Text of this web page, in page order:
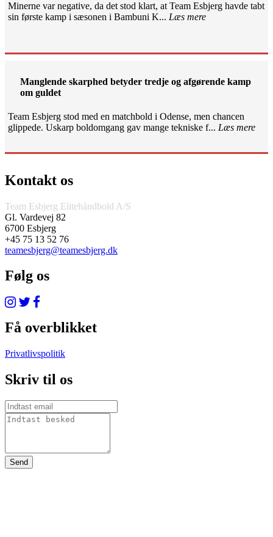
Minerne var negative, da det stod klart, at Team Esbjerg havde tabt
sin første kamp i sæsonen i Bambuni K... Læs mere
Manglende skarphed betyder tredje og afgørende kamp
om guldet
Team Esbjerg stod med en matchbold i Odense, men chancen
glippede. Uskarp boldomgang gav mange tekniske f... Læs mere
Kontakt os
Team Esbjerg Elitehåndbold A/S
Gl. Vardevej 82
6700 Esbjerg
+45 75 13 52 76
teamesbjerg@teamesbjerg.dk
Følg os
Få overblikket
Privatlivspolitik
Skriv til os